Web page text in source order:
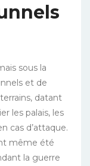
sous la
et de
datant
les palais, les
cas d’attaque.
même été
la guerre